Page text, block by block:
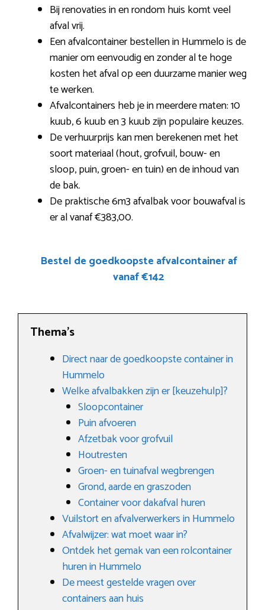
Bij renovaties in en rondom huis komt veel
afval vrij.
Een afvalcontainer bestellen in Hummelo is de
manier om eenvoudig en zonder al te hoge
kosten het afval op een duurzame manier weg
te werken.
Afvalcontainers heb je in meerdere maten: 10
kuub, 6 kuub en 3 kuub zijn populaire keuzes.
De verhuurprijs kan men berekenen met het
soort materiaal (hout, grofvuil, bouw- en
sloop, puin, groen- en tuin) en de inhoud van
de bak.
De praktische 6m3 afvalbak voor bouwafval is
er al vanaf €383,00.
Bestel de goedkoopste afvalcontainer af
vanaf €142
Thema’s
Direct naar de goedkoopste container in
Hummelo
Welke afvalbakken zijn er [keuzehulp]?
Sloopcontainer
Puin afvoeren
Afzetbak voor grofvuil
Houtresten
Groen- en tuinafval wegbrengen
Grond, aarde en graszoden
Container voor dakafval huren
Vuilstort en afvalverwerkers in Hummelo
Afvalwijzer: wat moet waar in?
Ontdek het gemak van een rolcontainer
huren in Hummelo
De meest gestelde vragen over
containers aan huis